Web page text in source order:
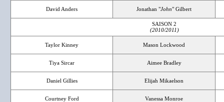
David Anders Jonathan "John" Gilbert
SAISON 2
(2010/2011)
Taylor Kinney Mason Lockwood
Tiya Sircar Aimee Bradley
Daniel Gillies Elijah Mikaelson
Courtney Ford Vanessa Monroe